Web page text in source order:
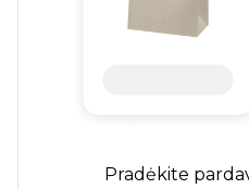
Pradėkite